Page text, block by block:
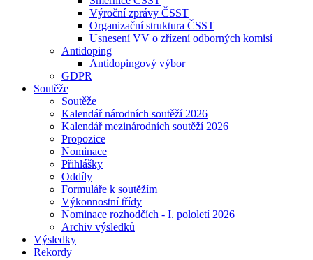
Výroční zprávy ČSST
Organizační struktura ČSST
Usnesení VV o zřízení odborných komisí
Antidoping
Antidopingový výbor
GDPR
Soutěže
Soutěže
Kalendář národních soutěží 2026
Kalendář mezinárodních soutěží 2026
Propozice
Nominace
Přihlášky
Oddíly
Formuláře k soutěžím
Výkonnostní třídy
Nominace rozhodčích - I. pololetí 2026
Archiv výsledků
Výsledky
Rekordy